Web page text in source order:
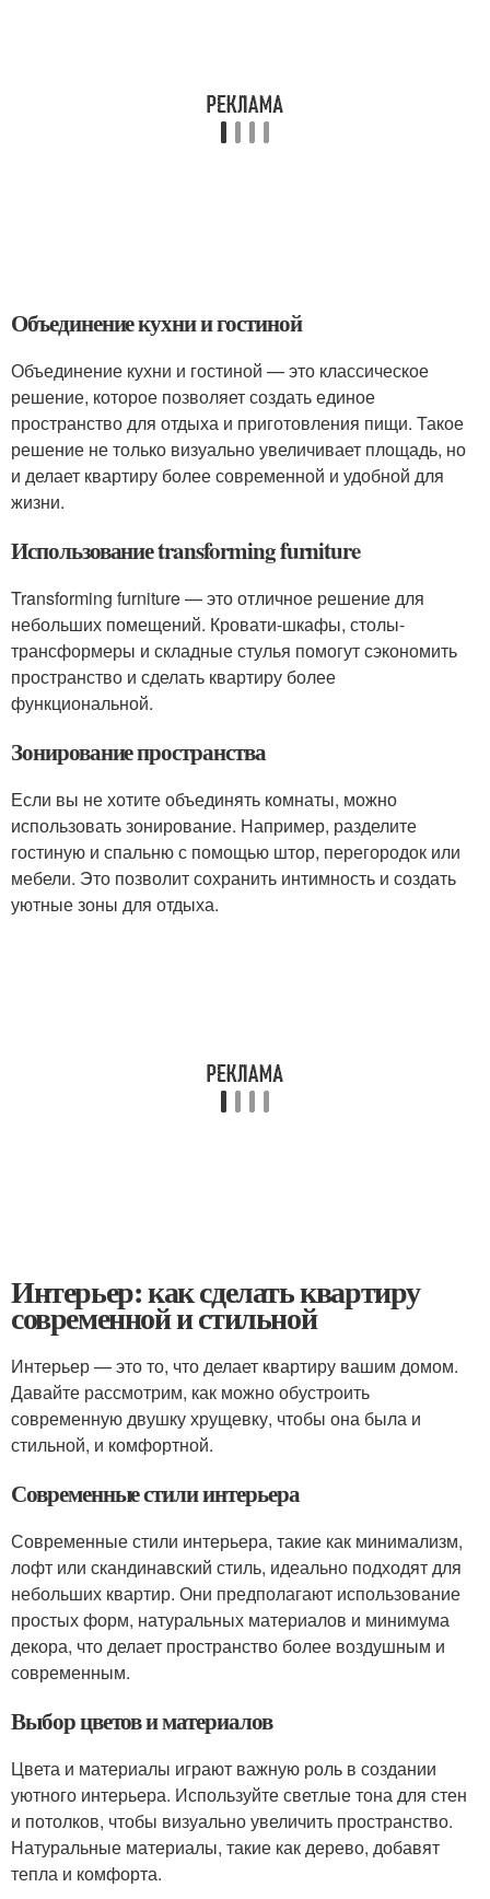
Объединение кухни и гостиной
Объединение кухни и гостиной — это классическое
решение, которое позволяет создать единое
пространство для отдыха и приготовления пищи. Такое
решение не только визуально увеличивает площадь, но
и делает квартиру более современной и удобной для
жизни.
Использование transforming furniture
Transforming furniture — это отличное решение для
небольших помещений. Кровати-шкафы, столы-
трансформеры и складные стулья помогут сэкономить
пространство и сделать квартиру более
функциональной.
Зонирование пространства
Если вы не хотите объединять комнаты, можно
использовать зонирование. Например, разделите
гостиную и спальню с помощью штор, перегородок или
мебели. Это позволит сохранить интимность и создать
уютные зоны для отдыха.
Интерьер: как сделать квартиру
современной и стильной
Интерьер — это то, что делает квартиру вашим домом.
Давайте рассмотрим, как можно обустроить
современную двушку хрущевку, чтобы она была и
стильной, и комфортной.
Современные стили интерьера
Современные стили интерьера, такие как минимализм,
лофт или скандинавский стиль, идеально подходят для
небольших квартир. Они предполагают использование
простых форм, натуральных материалов и минимума
декора, что делает пространство более воздушным и
современным.
Выбор цветов и материалов
Цвета и материалы играют важную роль в создании
уютного интерьера. Используйте светлые тона для стен
и потолков, чтобы визуально увеличить пространство.
Натуральные материалы, такие как дерево, добавят
тепла и комфорта.